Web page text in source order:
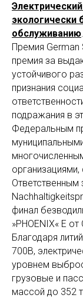
экологически
обслуживанию.
Премия German
премия за
устойчивого
признания
подражания в
Федеральным
Ответственным
финал
»PHOENIX« E
Благодаря
700В,
уровнем
грузовые и
массой до 352